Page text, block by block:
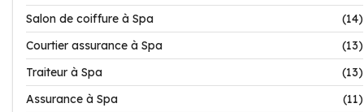
Salon de coiffure à Spa
(14)
Courtier assurance à Spa
(13)
Traiteur à Spa
(13)
Assurance à Spa
(11)